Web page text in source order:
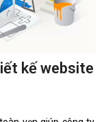
kế website